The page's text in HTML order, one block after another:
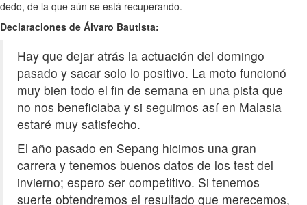
dedo, de la que aún se está recuperando.
Declaraciones de Álvaro Bautista:
Hay que dejar atrás la actuación del domingo
pasado y sacar solo lo positivo. La moto funcionó
muy bien todo el fin de semana en una pista que
no nos beneficiaba y si seguimos así en Malasia
estaré muy satisfecho.
El año pasado en Sepang hicimos una gran
carrera y tenemos buenos datos de los test del
invierno; espero ser competitivo. Si tenemos
suerte obtendremos el resultado que merecemos,